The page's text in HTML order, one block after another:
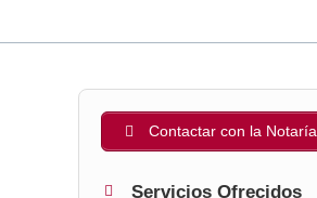
Contactar con la Notaría
Servicios Ofrecidos